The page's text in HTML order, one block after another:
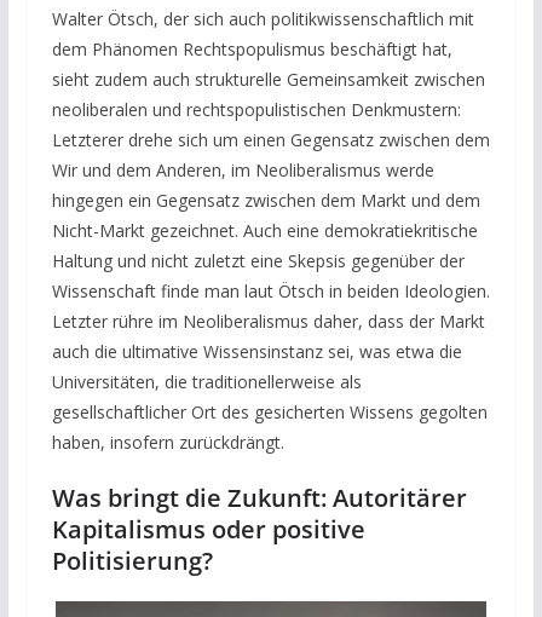
Walter Ötsch, der sich auch politikwissenschaftlich mit
dem Phänomen Rechtspopulismus beschäftigt hat,
sieht zudem auch strukturelle Gemeinsamkeit zwischen
neoliberalen und rechtspopulistischen Denkmustern:
Letzterer drehe sich um einen Gegensatz zwischen dem
Wir und dem Anderen, im Neoliberalismus werde
hingegen ein Gegensatz zwischen dem Markt und dem
Nicht-Markt gezeichnet. Auch eine demokratiekritische
Haltung und nicht zuletzt eine Skepsis gegenüber der
Wissenschaft finde man laut Ötsch in beiden Ideologien.
Letzter rühre im Neoliberalismus daher, dass der Markt
auch die ultimative Wissensinstanz sei, was etwa die
Universitäten, die traditionellerweise als
gesellschaftlicher Ort des gesicherten Wissens gegolten
haben, insofern zurückdrängt.
Was bringt die Zukunft: Autoritärer
Kapitalismus oder positive
Politisierung?